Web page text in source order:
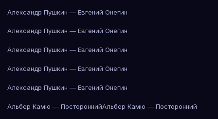
Александр Пушкин — Евгений Онегин
Александр Пушкин — Евгений Онегин
Александр Пушкин — Евгений Онегин
Александр Пушкин — Евгений Онегин
Александр Пушкин — Евгений Онегин
Альбер Камю — ПостороннийАльбер Камю — Посторонний